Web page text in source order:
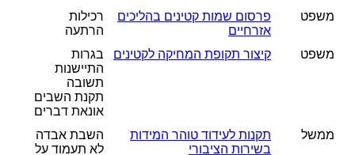
משפט
פרסום שמות קטינים בהליכים
אזרחיים
רכילות
הרתעה
משפט
קיצור תקופת המחיקה לקטינים
בגרות
התיישנות
תשובה
תקנת השבים
אונאת דברים
ממשל
תקנות לעידוד טוהר המידות
בשירות הציבורי
השבת אבדה
לא תעמוד על